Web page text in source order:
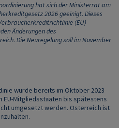
hat sich der Ministerrat am
2026 geeinigt. Dieses
(EU)
Änderungen des
Die Neuregelung soll im November
wurde bereits im Oktober 2023
Mitgliedsstaaten bis spätestens
umgesetzt werden. Österreich ist